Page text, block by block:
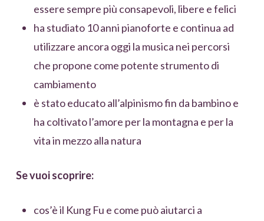
essere sempre più consapevoli, libere e felici
ha studiato 10 anni pianoforte e continua ad
utilizzare ancora oggi la musica nei percorsi
che propone come potente strumento di
cambiamento
è stato educato all’alpinismo fin da bambino e
ha coltivato l’amore per la montagna e per la
vita in mezzo alla natura
Se vuoi scoprire:
cos’è il Kung Fu e come può aiutarci a